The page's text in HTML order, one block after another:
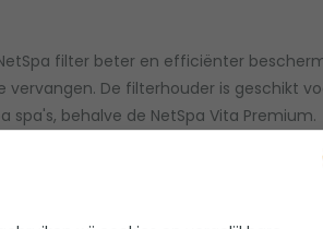
filter beter en efficiënter
De filterhouder is geschikt
spa's, behalve de NetSpa Vita Premium.